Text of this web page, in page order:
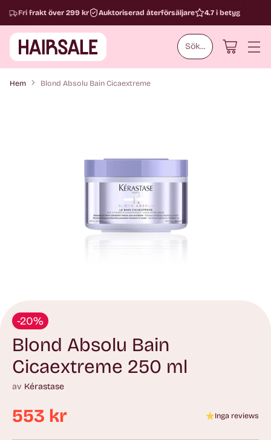
Sök...
Fri frakt över 299 kr Auktoriserad återförsäljare 4.7 i betyg
Hem Blond Absolu Bain Cicaextreme
-20%
Blond Absolu Bain
Cicaextreme 250 ml
av Kérastase
Ordinarie
553 kr Inga reviews